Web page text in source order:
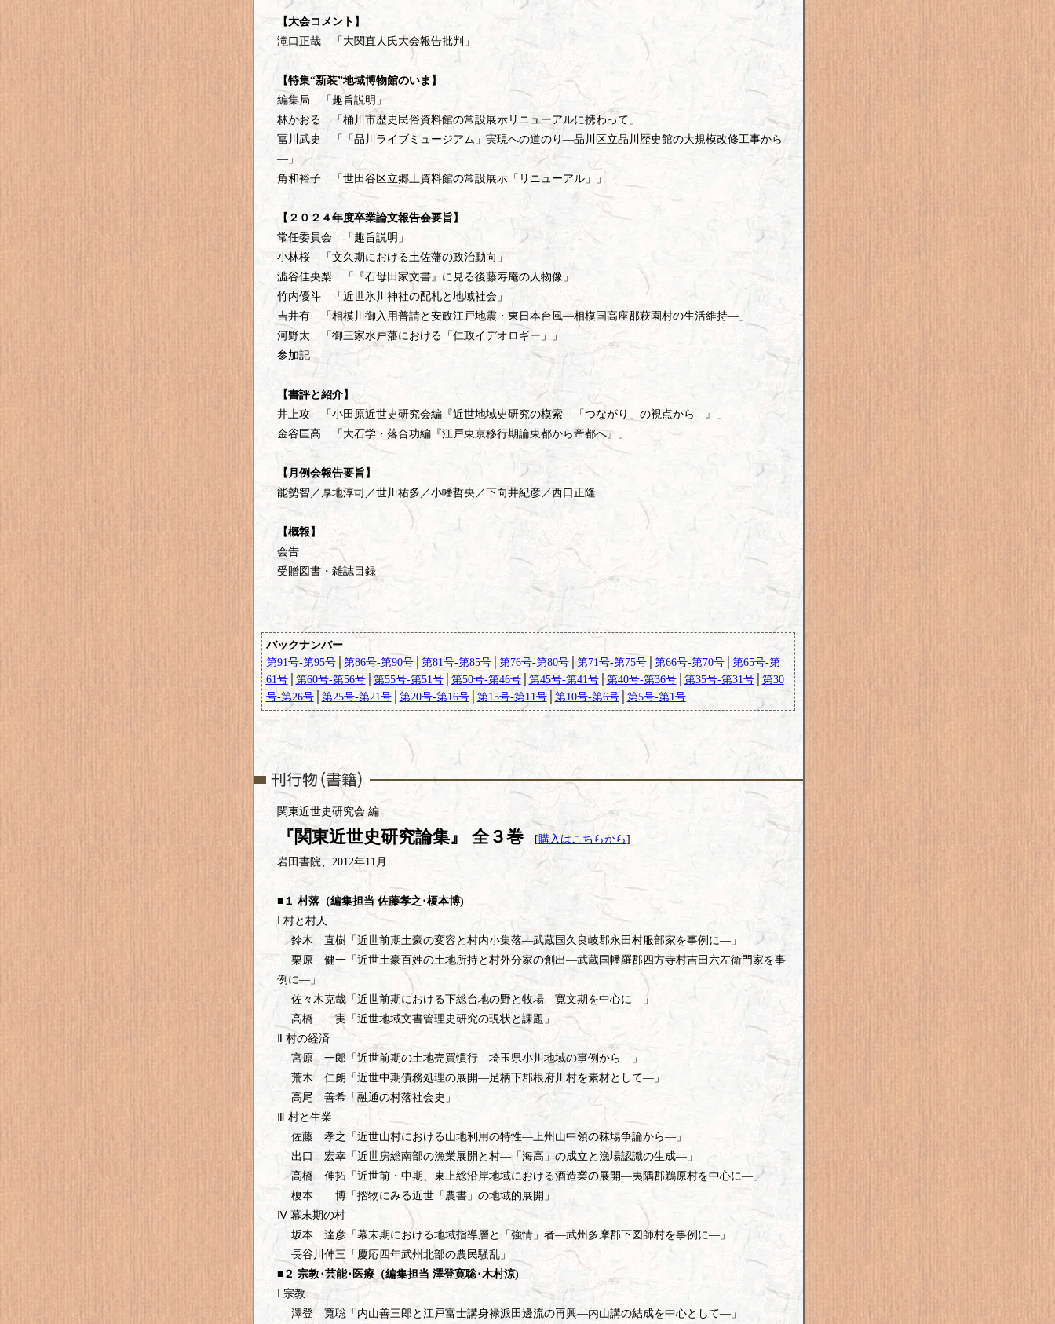
【大会コメント】
滝口正哉 「大関直人氏大会報告批判」
【特集“新装”地域博物館のいま】
編集局 「趣旨説明」
林かおる 「桶川市歴史民俗資料館の常設展示リニューアルに携わって」
冨川武史 「「品川ライブミュージアム」実現への道のり―品川区立品川歴史館の大規模改修工事から
―」
角和裕子 「世田谷区立郷土資料館の常設展示「リニューアル」」
【２０２４年度卒業論文報告会要旨】
常任委員会 「趣旨説明」
小林桜 「文久期における土佐藩の政治動向」
澁谷佳央梨 「『石母田家文書』に見る後藤寿庵の人物像」
竹内優斗 「近世氷川神社の配札と地域社会」
吉井有 「相模川御入用普請と安政江戸地震・東日本台風―相模国高座郡萩園村の生活維持―」
河野太 「御三家水戸藩における「仁政イデオロギー」」
参加記
【書評と紹介】
井上攻 「小田原近世史研究会編『近世地域史研究の模索―「つながり」の視点から―』」
金谷匡高 「大石学・落合功編『江戸東京移行期論東都から帝都へ』」
【月例会報告要旨】
能勢智／厚地淳司／世川祐多／小幡哲央／下向井紀彦／西口正隆
【概報】
会告
受贈図書・雑誌目録
バックナンバー
第91号-第95号│ 第86号-第90号│ 第81号-第85号│ 第76号-第80号│第71号-第75号│ 第66号-第70号│ 第65号-第
61号│ 第60号-第56号│第55号-第51号│ 第50号-第46号│ 第45号-第41号│第40号-第36号│ 第35号-第31号│ 第30
号-第26号│ 第25号-第21号│ 第20号-第16号│ 第15号-第11号│ 第10号-第6号│ 第5号-第1号
関東近世史研究会 編
『関東近世史研究論集』 全３巻[購入はこちらから]
岩田書院、2012年11月
■１ 村落（編集担当 佐藤孝之･榎本博)
Ⅰ 村と村人
鈴木 直樹「近世前期土豪の変容と村内小集落―武蔵国久良岐郡永田村服部家を事例に―」
栗原 健一「近世土豪百姓の土地所持と村外分家の創出―武蔵国幡羅郡四方寺村吉田六左衛門家を事
例に―」
佐々木克哉「近世前期における下総台地の野と牧場―寛文期を中心に―」
高橋 実「近世地域文書管理史研究の現状と課題」
Ⅱ 村の経済
宮原 一郎「近世前期の土地売買慣行―埼玉県小川地域の事例から―」
荒木 仁朗「近世中期債務処理の展開―足柄下郡根府川村を素材として―」
高尾 善希「融通の村落社会史」
Ⅲ 村と生業
佐藤 孝之「近世山村における山地利用の特性―上州山中領の秣場争論から―」
出口 宏幸「近世房総南部の漁業展開と村―「海高」の成立と漁場認識の生成―」
高橋 伸拓「近世前・中期、東上総沿岸地域における酒造業の展開―夷隅郡鵜原村を中心に―」
榎本 博「摺物にみる近世「農書」の地域的展開」
Ⅳ 幕末期の村
坂本 達彦「幕末期における地域指導層と「強情」者―武州多摩郡下図師村を事例に―」
長谷川伸三「慶応四年武州北部の農民騒乱」
■２ 宗教･芸能･医療（編集担当 澤登寛聡･木村涼)
Ⅰ 宗教
澤登 寬聡「内山善三郎と江戸富士講身禄派田邊流の再興―内山講の結成を中心として―」